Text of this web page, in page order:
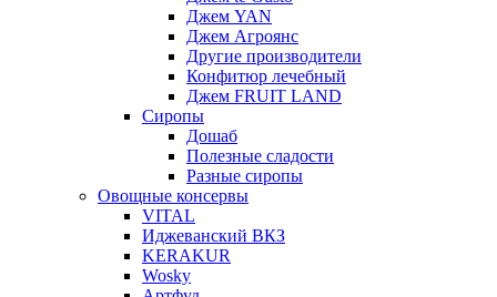
Джем YAN
Джем Агроянс
Другие производители
Конфитюр лечебный
Джем FRUIT LAND
Сиропы
Дошаб
Полезные сладости
Разные сиропы
Овощные консервы
VITAL
Иджеванский ВКЗ
KERAKUR
Wosky